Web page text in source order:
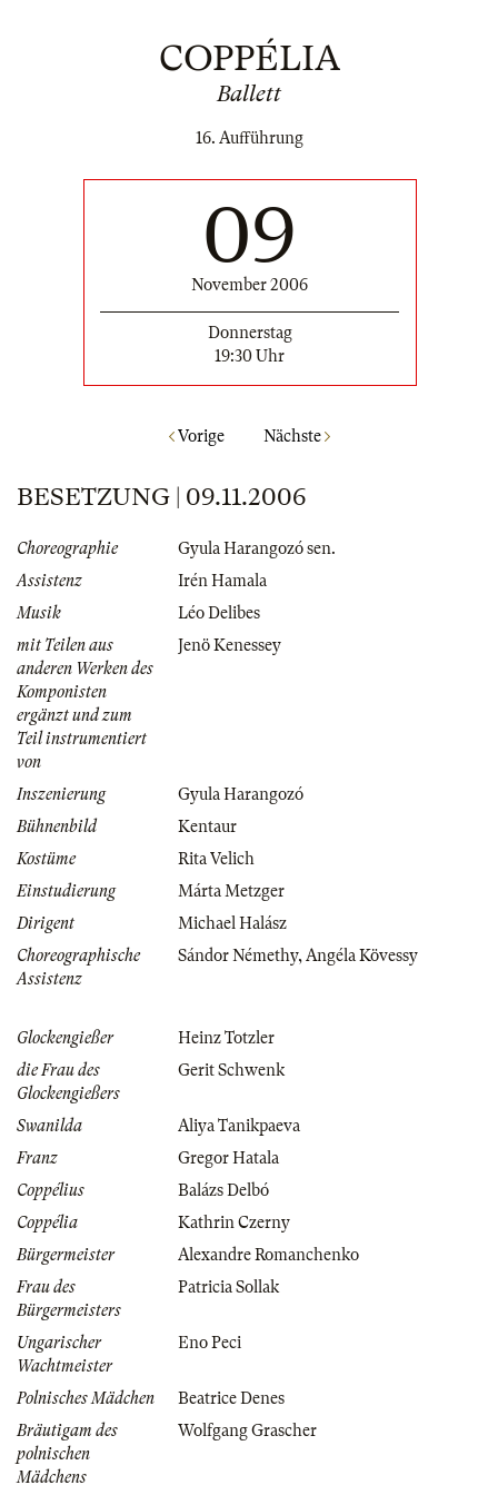
COPPÉLIA
Ballett
16. Aufführung
09
November 2006
Donnerstag
19:30 Uhr
Vorige Nächste
BESETZUNG | 09.11.2006
Choreographie
Gyula Harangozó sen.
Assistenz
Irén Hamala
Musik
Léo Delibes
mit Teilen aus
anderen Werken des
Komponisten
ergänzt und zum
Teil instrumentiert
von
Jenö Kenessey
Inszenierung
Gyula Harangozó
Bühnenbild
Kentaur
Kostüme
Rita Velich
Einstudierung
Márta Metzger
Dirigent
Michael Halász
Choreographische
Assistenz
Sándor Némethy, Angéla Kövessy
Glockengießer
Heinz Totzler
die Frau des
Glockengießers
Gerit Schwenk
Swanilda
Aliya Tanikpaeva
Franz
Gregor Hatala
Coppélius
Balázs Delbó
Coppélia
Kathrin Czerny
Bürgermeister
Alexandre Romanchenko
Frau des
Bürgermeisters
Patricia Sollak
Ungarischer
Wachtmeister
Eno Peci
Polnisches Mädchen
Beatrice Denes
Bräutigam des
polnischen
Mädchens
Wolfgang Grascher